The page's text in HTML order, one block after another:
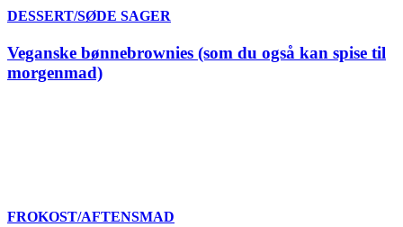
DESSERT/SØDE SAGER
Veganske bønnebrownies (som du også kan spise til
morgenmad)
FROKOST/AFTENSMAD